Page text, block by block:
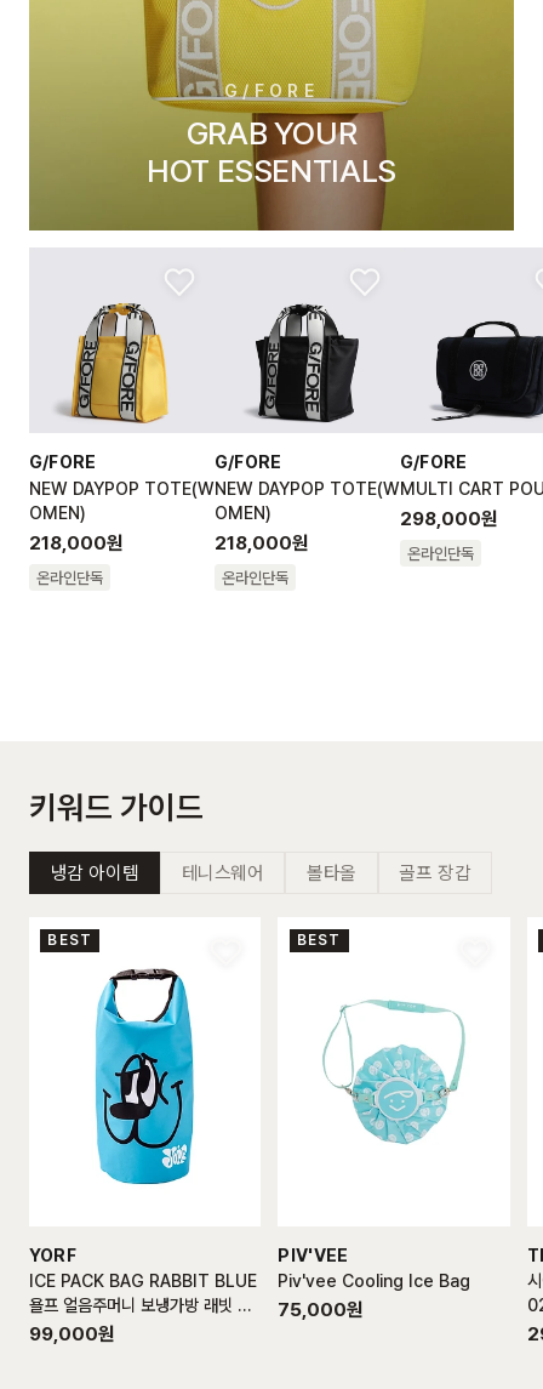
G/FORE
GRAB YOUR
HOT ESSENTIALS
G/FORE
NEW DAYPOP TOTE(W
OMEN)
218,000원
온라인단독
G/FORE
NEW DAYPOP TOTE(W
OMEN)
218,000원
온라인단독
G/FORE
MULTI CART
298,000원
온라인단독
키워드 가이드
냉감 아이템 테니스웨어 볼타올 골프 장갑
BEST
YORF
ICE PACK BAG RABBIT BLUE
욜프 얼음주머니 보냉가방 래빗 블
루
99,000원
BEST
PIV'VEE
Piv'vee Cooling Ice Bag
75,000원